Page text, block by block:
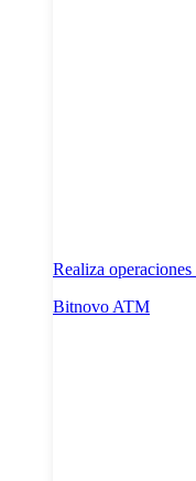
Realiza
Bitnovo ATM